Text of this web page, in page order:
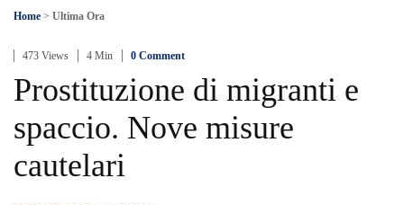
Home > Ultima Ora
473 Views 4 Min 0 Comment
Prostituzione di migranti e
spaccio. Nove misure
cautelari